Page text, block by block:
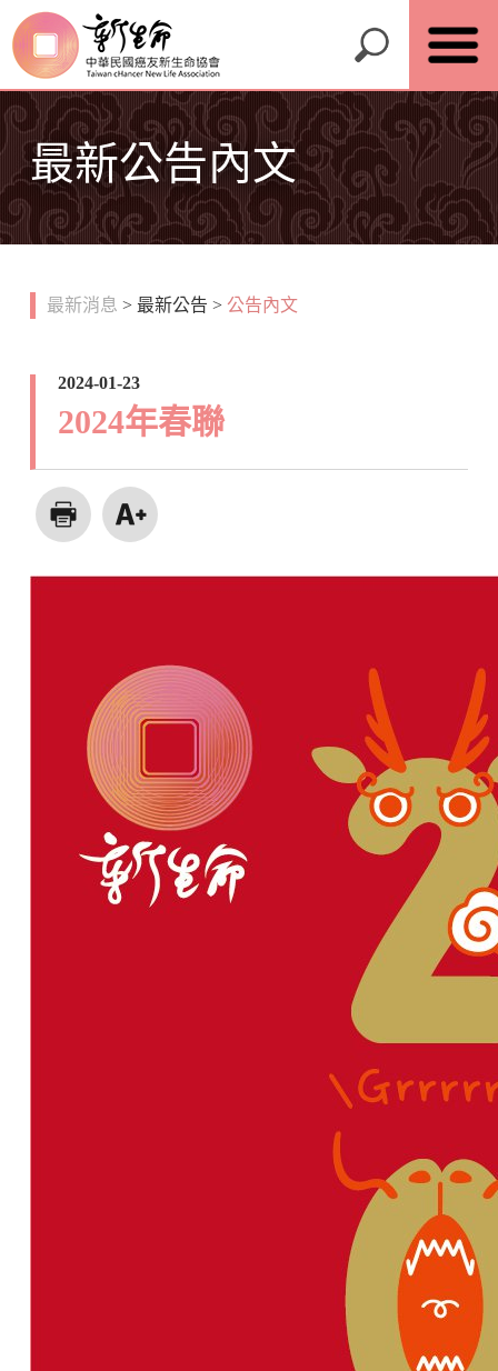
最新公告內文
最新消息 > 最新公告 > 公告內文
2024-01-23
2024年春聯